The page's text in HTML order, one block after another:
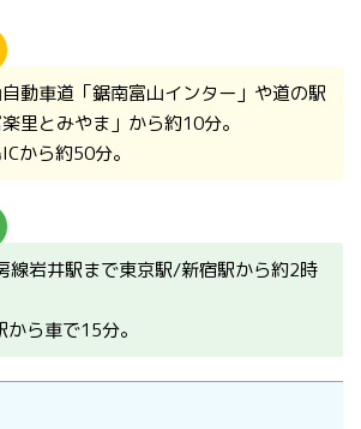
動車道「鋸南富山インター」や道の駅
楽里とみやま」から約10分。
から約50分。
線岩井駅まで東京駅/新宿駅から約2時
から車で15分。